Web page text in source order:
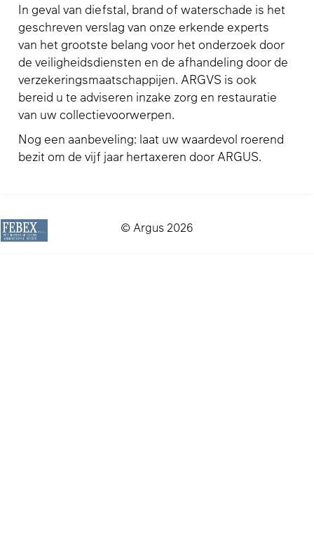
In geval van diefstal, brand of waterschade is het
geschreven verslag van onze erkende experts
van het grootste belang voor het onderzoek door
de veiligheidsdiensten en de afhandeling door de
verzekeringsmaatschappijen. ARGVS is ook
bereid u te adviseren inzake zorg en restauratie
van uw collectievoorwerpen.
Nog een aanbeveling: laat uw waardevol roerend
bezit om de vijf jaar hertaxeren door ARGUS.
© Argus 2026